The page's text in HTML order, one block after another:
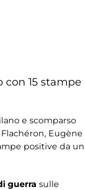
15 stampe
e scomparso
Eugène
positive da un
guerra sulle